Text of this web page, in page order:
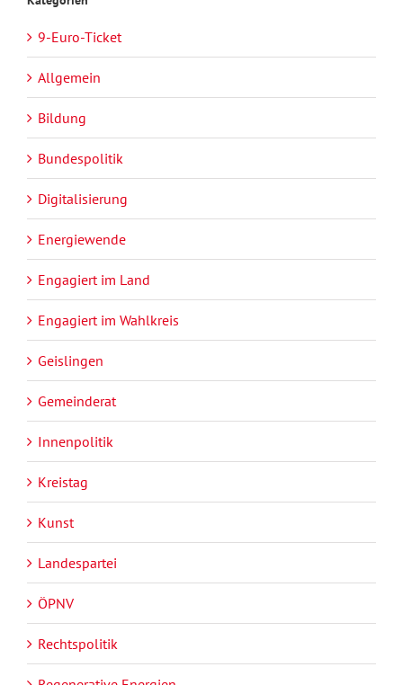
9-Euro-Ticket
Allgemein
Bildung
Bundespolitik
Digitalisierung
Energiewende
Engagiert im Land
Engagiert im Wahlkreis
Geislingen
Gemeinderat
Innenpolitik
Kreistag
Kunst
Landespartei
ÖPNV
Rechtspolitik